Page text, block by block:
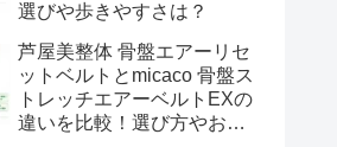
選びや歩きやすさは？
芦屋美整体 骨盤エアーリセ
ットベルトとmicaco 骨盤ス
トレッチエアーベルトEXの
違いを比較！選び方やおす